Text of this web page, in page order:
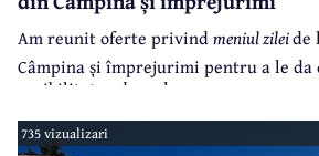
Am reunit oferte privindmeniul zileide
Câmpina și împrejurimi pentru a le
posibilitatea de a alege.
735 vizualizari